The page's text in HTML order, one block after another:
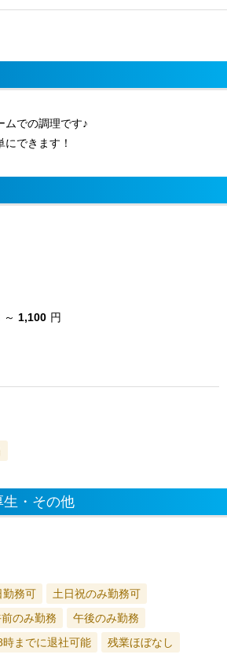
ムでの調理です♪
できます！
～ 1,100 円
・その他
勤務可
土日祝のみ勤務可
のみ勤務
午後のみ勤務
時までに退社可能 残業ほぼなし